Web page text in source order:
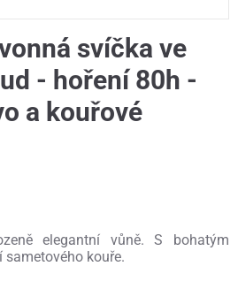
svíčka ve
- hoření 80h -
a kouřové
elegantní vůně. S bohatým
sametového kouře.